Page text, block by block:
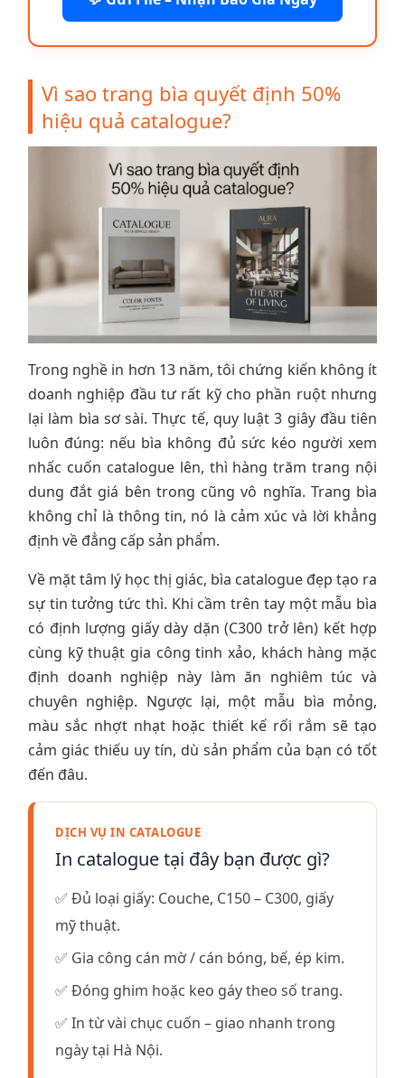
Vì sao trang bìa quyết định 50%
hiệu quả catalogue?
Trong nghề in hơn 13 năm, tôi chứng kiến không ít
doanh nghiệp đầu tư rất kỹ cho phần ruột nhưng
lại làm bìa sơ sài. Thực tế, quy luật 3 giây đầu tiên
luôn đúng: nếu bìa không đủ sức kéo người xem
nhấc cuốn catalogue lên, thì hàng trăm trang nội
dung đắt giá bên trong cũng vô nghĩa. Trang bìa
không chỉ là thông tin, nó là cảm xúc và lời khẳng
định về đẳng cấp sản phẩm.
Về mặt tâm lý học thị giác, bìa catalogue đẹp tạo ra
sự tin tưởng tức thì. Khi cầm trên tay một mẫu bìa
có định lượng giấy dày dặn (C300 trở lên) kết hợp
cùng kỹ thuật gia công tinh xảo, khách hàng mặc
định doanh nghiệp này làm ăn nghiêm túc và
chuyên nghiệp. Ngược lại, một mẫu bìa mỏng,
màu sắc nhợt nhạt hoặc thiết kế rối rắm sẽ tạo
cảm giác thiếu uy tín, dù sản phẩm của bạn có tốt
đến đâu.
DỊCH VỤ IN CATALOGUE
In catalogue tại đây bạn được gì?
✅ Đủ loại giấy: Couche, C150 – C300, giấy
mỹ thuật.
✅ Gia công cán mờ / cán bóng, bế, ép kim.
✅ Đóng ghim hoặc keo gáy theo số trang.
✅ In từ vài chục cuốn – giao nhanh trong
ngày tại Hà Nội.